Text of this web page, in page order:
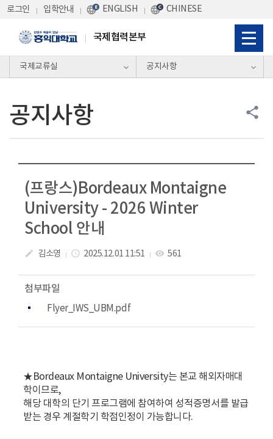
Skip Menu
로그인 입학안내 ENGLISH CHINESE
국제협력본부
국제교류실 공지사항
공지사항 share
(프랑스)Bordeaux Montaigne
University - 2026 Winter
School 안내
create 김소영 access_time 2025.12.01 11:51 visibility 561
첨부파일
Flyer_IWS_UBM.pdf
★Bordeaux Montaigne University는 본교 해외자매대
학이므로,
해당 대학의 단기 프로그램에 참여하여 성적증명서를 발급
받는 경우 계절학기 학점인정이 가능합니다.